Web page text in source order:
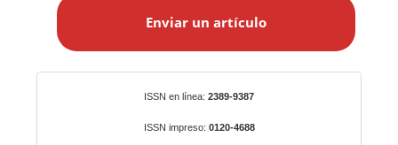
a
Enviar un artículo
ISSN en línea: 2389-9387
ISSN impreso: 0120-4688